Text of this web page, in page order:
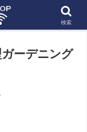
ーデニング
検索